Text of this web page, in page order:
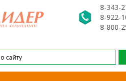
8-343-
8-922-
8-800-